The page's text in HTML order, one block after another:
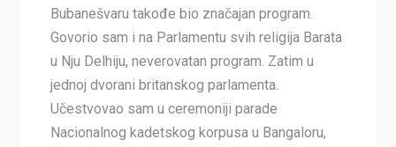
Bubanešvaru takođe bio značajan program.
Govorio sam i na Parlamentu svih religija Barata
u Nju Delhiju, neverovatan program. Zatim u
jednoj dvorani britanskog parlamenta.
Učestvovao sam u ceremoniji parade
Nacionalnog kadetskog korpusa u Bangaloru,